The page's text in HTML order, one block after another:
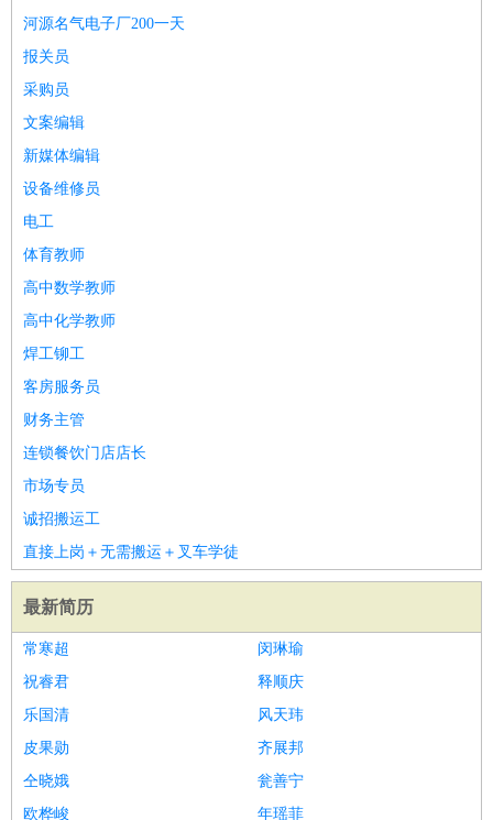
河源名气电子厂200一天
报关员
采购员
文案编辑
新媒体编辑
设备维修员
电工
体育教师
高中数学教师
高中化学教师
焊工铆工
客房服务员
财务主管
连锁餐饮门店店长
市场专员
诚招搬运工
直接上岗＋无需搬运＋叉车学徒
最新简历
常寒超
闵琳瑜
祝睿君
释顺庆
乐国清
风天玮
皮果勋
齐展邦
仝晓娥
瓮善宁
欧桦峻
年瑶菲